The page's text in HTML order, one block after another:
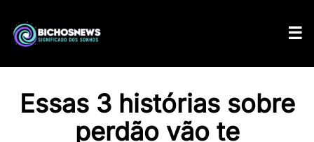
Essas 3 histórias sobre
perdão vão te